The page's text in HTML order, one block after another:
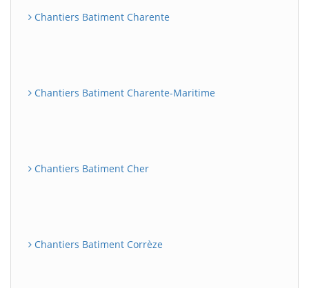
Chantiers Batiment Charente
Chantiers Batiment Charente-Maritime
Chantiers Batiment Cher
Chantiers Batiment Corrèze